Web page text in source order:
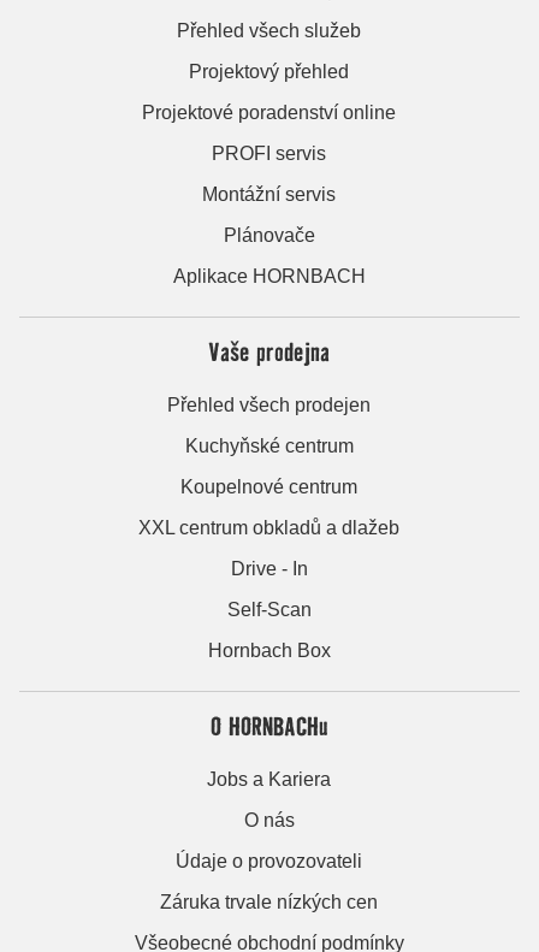
Přehled všech služeb
Projektový přehled
Projektové poradenství online
PROFI servis
Montážní servis
Plánovače
Aplikace HORNBACH
Vaše prodejna
Přehled všech prodejen
Kuchyňské centrum
Koupelnové centrum
XXL centrum obkladů a dlažeb
Drive - In
Self-Scan
Hornbach Box
O HORNBACHu
Jobs a Kariera
O nás
Údaje o provozovateli
Záruka trvale nízkých cen
Všeobecné obchodní podmínky